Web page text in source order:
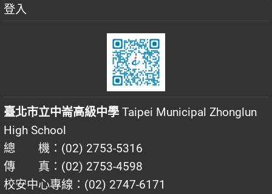
登入
臺北市立中崙高級中學 Taipei Municipal Zhonglun
High School
總 機：(02) 2753-5316
傳 真：(02) 2753-4598
校安中心專線：(02) 2747-6171